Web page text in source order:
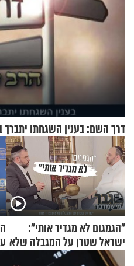
דרך השם: בענין השגחתו יתברך בכלל #17
"הגמגום לא מגדיר אותי":
ישראל שטרן על המגבלה שלא
עוצרת אותו